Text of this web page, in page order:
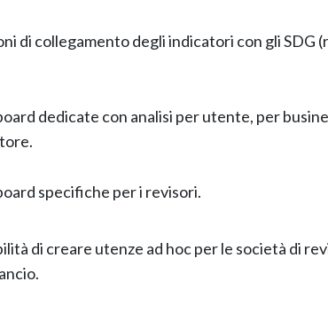
di collegamento degli indicatori con gli SDG
dedicate con analisi per utente, per
specifiche per i revisori.
di creare utenze ad hoc per le società di